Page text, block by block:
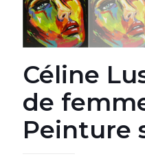
Céline
de
Peinture